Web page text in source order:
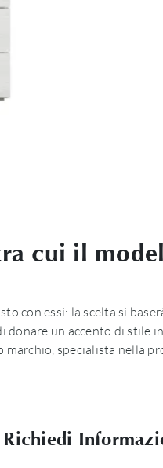
cui il
con essi: la scelta si
un accento di stile
specialista nella
Richiedi